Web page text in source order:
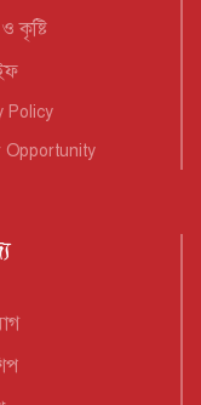
কৃষ্টি
Policy
Opportunity